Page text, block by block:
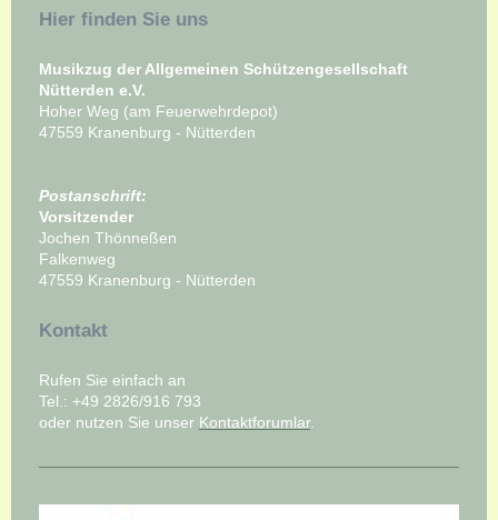
Hier finden Sie uns
Musikzug der Allgemeinen Schützengesellschaft
Nütterden e.V.
Hoher Weg (am Feuerwehrdepot)
47559 Kranenburg - Nütterden
Postanschrift:
Vorsitzender
Jochen Thönneßen
Falkenweg
47559 Kranenburg - Nütterden
Kontakt
Rufen Sie einfach an
Tel.: +49 2826/916 793
oder nutzen Sie unser Kontaktforumlar.